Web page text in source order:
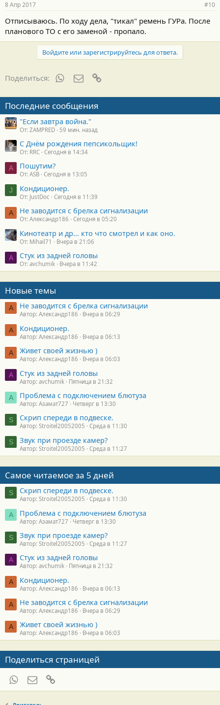
8 Апр 2017 #10
Отписываюсь. По ходу дела, "тикал" ремень ГУРа. После
планового ТО с его заменой - пропало.
Войдите или зарегистрируйтесь для ответа.
Поделиться: WhatsAppЭлектронная почта
Последние сообщения
"Если завтра война."
От: ZAMPRED 59 мин. назад
С Днём рождения пепсикольщик!
От: RRC Сегодня в 14:34
A Пошутим?
От: ASB Сегодня в 13:05
J Кондиционер.
От: JustDoc Сегодня в 11:39
А Не заводится с брелка сигнализации
От: Александр186 Сегодня в 05:20
Кинотеатр и др... кто что смотрел и как оно.
От: Mihail71 Вчера в 21:06
A Стук из задней головы
От: avchumik Вчера в 11:42
Новые темы
А Не заводится с брелка сигнализации
Автор: Александр186 Вчера в 06:29
А Кондиционер.
Автор: Александр186 Вчера в 06:13
А Живет своей жизнью )
Автор: Александр186 Вчера в 06:03
A Стук из задней головы
Автор: avchumik Пятница в 21:32
А Проблема с подключением блютуза
Автор: Азамат727 Четверг в 13:30
S Скрип спереди в подвеске.
Автор: Stroitel20052005 Среда в 11:30
S Звук при проезде камер?
Автор: Stroitel20052005 Среда в 11:27
Самое читаемое за 5 дней
S Скрип спереди в подвеске.
Автор: Stroitel20052005 Среда в 11:30
А Проблема с подключением блютуза
Автор: Азамат727 Четверг в 13:30
S Звук при проезде камер?
Автор: Stroitel20052005 Среда в 11:27
A Стук из задней головы
Автор: avchumik Пятница в 21:32
А Кондиционер.
Автор: Александр186 Вчера в 06:13
А Не заводится с брелка сигнализации
Автор: Александр186 Вчера в 06:29
А Живет своей жизнью )
Автор: Александр186 Вчера в 06:03
Поделиться страницей
WhatsAppЭлектронная почта